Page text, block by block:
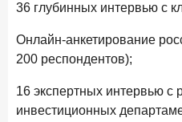
28 мая 2026 года
Доверие становится
Private banking
Ипотека в России: итоги
36 глубинных интервью с
Онлайн-анкетирование
200 респондентов);
16 экспертных интервью с
инвестиционных